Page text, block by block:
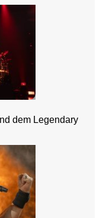
dem Legendary